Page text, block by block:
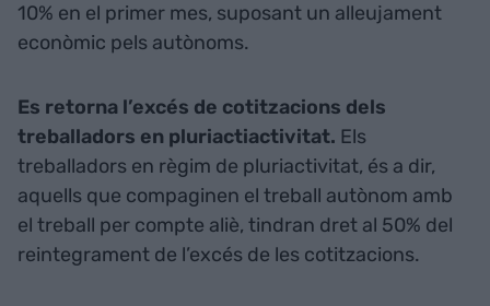
10% en el primer mes, suposant un alleujament
econòmic pels autònoms.
Es retorna l’excés de cotitzacions dels
treballadors en pluriactiactivitat. Els
treballadors en règim de pluriactivitat, és a dir,
aquells que compaginen el treball autònom amb
el treball per compte aliè, tindran dret al 50% del
reintegrament de l’excés de les cotitzacions.